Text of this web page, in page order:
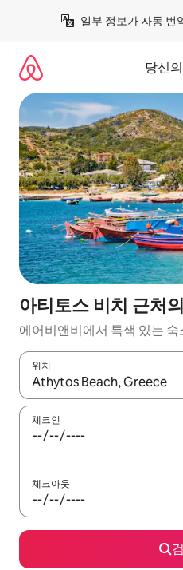
일부 정보가 자동 번
당신
아티토스 비치 근처
에어비앤비에서 특색 있는
위치
결과가 나오면 위·아래 화살
체크인
체크아웃